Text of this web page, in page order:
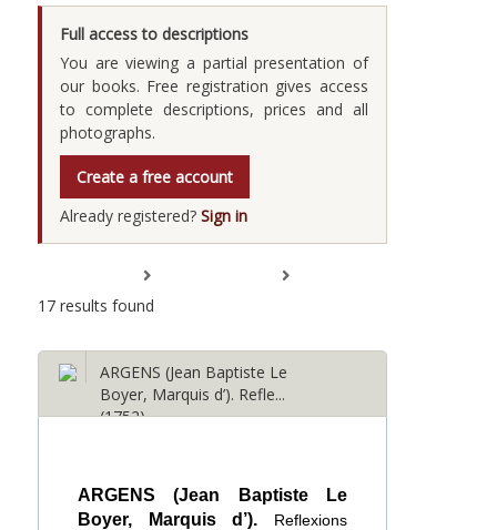
Full access to descriptions
You are viewing a partial presentation of
our books. Free registration gives access
to complete descriptions, prices and all
photographs.
Create a free account
Already registered? Sign in
17 results found
ARGENS (Jean Baptiste Le
Boyer, Marquis d’). Refle...
(1752)
ARGENS (Jean Baptiste Le
Boyer, Marquis d’). Reflexions